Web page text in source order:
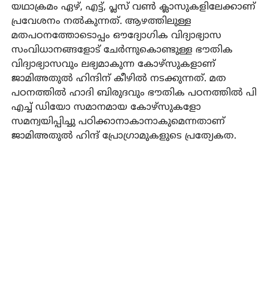
യഥാക്രമം ഏഴ്, എട്ട്, പ്ലസ് വണ്‍ ക്ലാസുകളിലേക്കാണ്
പ്രവേശനം നല്‍കുന്നത്. ആഴത്തിലുള്ള
മതപഠനത്തോടൊപ്പം ഔദ്യോഗിക വിദ്യാഭ്യാസ
സംവിധാനങ്ങളോട് ചേര്‍ന്നുകൊണ്ടുള്ള ഭൗതിക
വിദ്യാഭ്യാസവും ലഭ്യമാകുന്ന കോഴ്‌സുകളാണ്
ജാമിഅതുല്‍ ഹിന്ദിന് കീഴില്‍ നടക്കുന്നത്. മത
പഠനത്തില്‍ ഹാദി ബിരുദവും ഭൗതിക പഠനത്തില്‍ പി
എച്ച് ഡിയോ സമാനമായ കോഴ്‌സുകളോ
സമന്വയിപ്പിച്ചു പഠിക്കാനാകാനാകുമെന്നതാണ്
ജാമിഅതുല്‍ ഹിന്ദ് പ്രോഗ്രാമുകളുടെ പ്രത്യേകത.